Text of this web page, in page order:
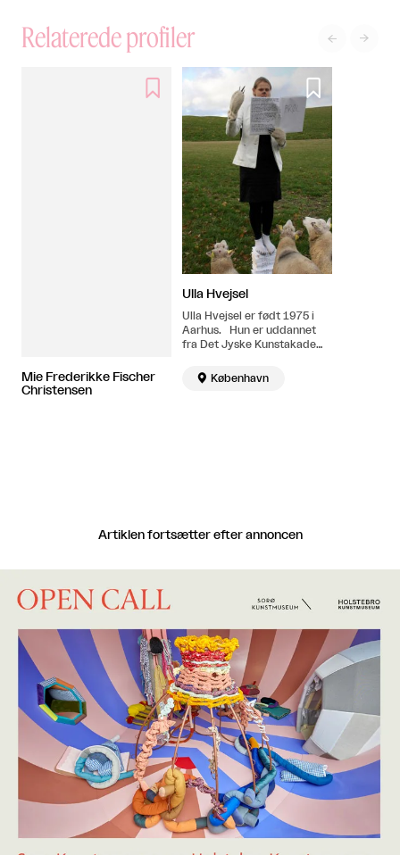
Relaterede profiler  

Mie Frederikke Fischer
Christensen

Ulla Hvejsel
Ulla Hvejsel er født 1975 i
Aarhus. Hun er uddannet
fra Det Jyske Kunstakademi
Kunstakademi med afgang i
2006. Hun arbejder på
 København
Artiklen fortsætter efter annoncen